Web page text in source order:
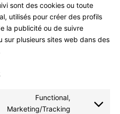
sont des cookies ou toute
utilisés pour créer des profils
la publicité ou de suivre
sur plusieurs sites web dans des
Functional,
Marketing/Tracking